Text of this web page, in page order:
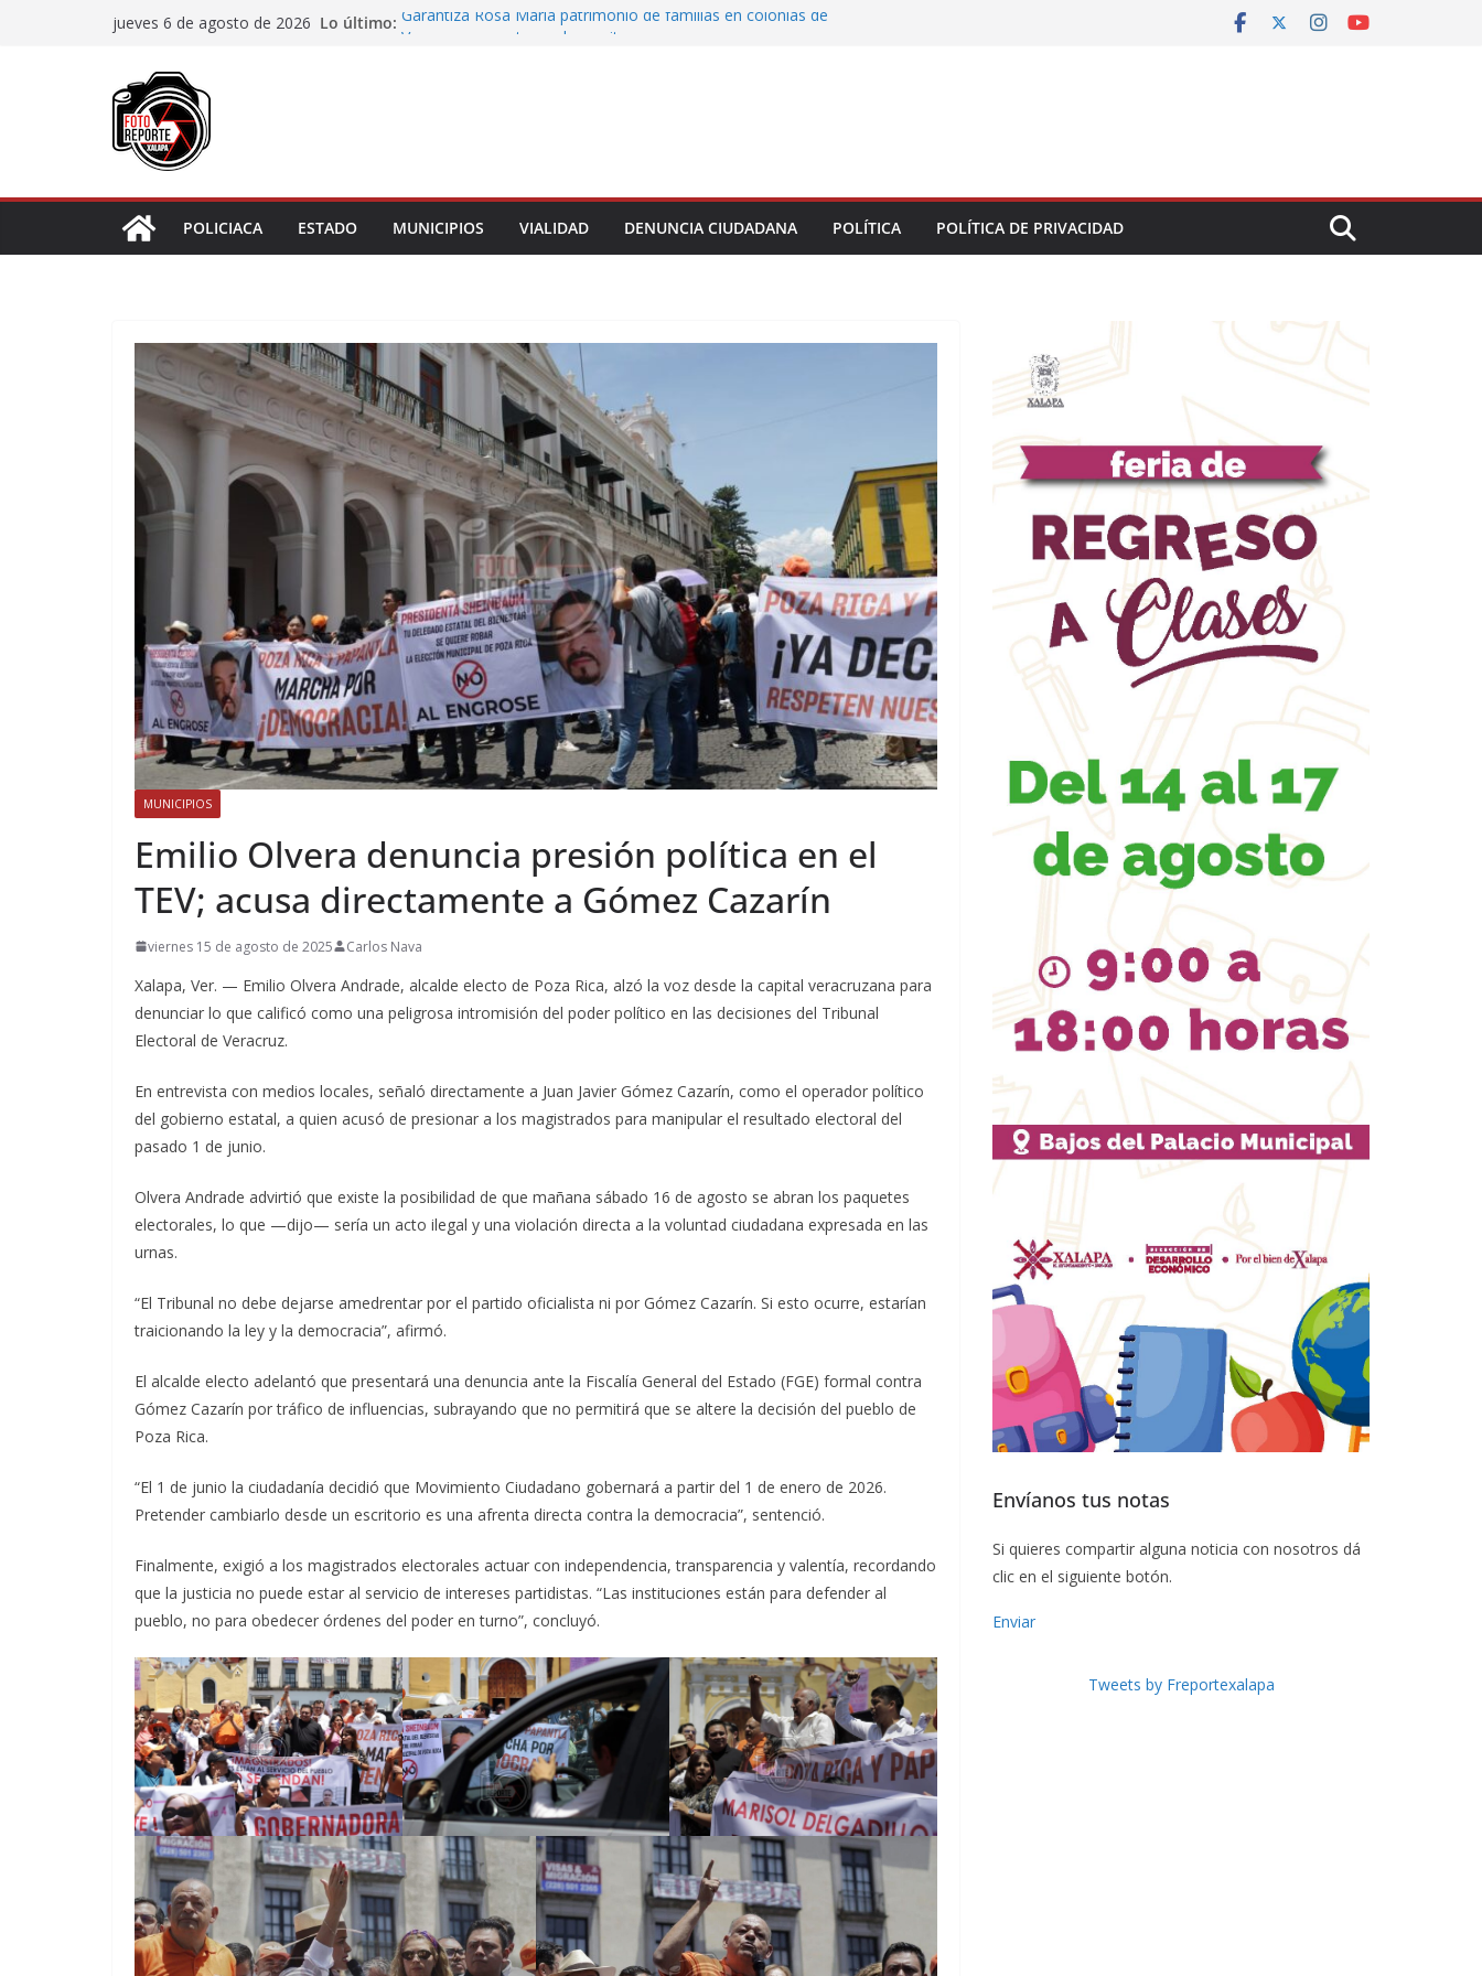
jueves 6 de agosto de 2026 Lo último: Garantiza Rosa María patrimonio de familias en colonias de
Cortines
POLICIACA
ESTADO MUNICIPIOS VIALIDAD DENUNCIA CIUDADANA POLÍTICA POLÍTICA DE PRIVACIDAD
MUNICIPIOS
Emilio Olvera denuncia presión política en el
TEV; acusa directamente a Gómez Cazarín
viernes 15 de agosto de 2025 Carlos Nava
Xalapa, Ver. — Emilio Olvera Andrade, alcalde electo de Poza Rica, alzó la voz desde la capital veracruzana para
denunciar lo que calificó como una peligrosa intromisión del poder político en las decisiones del Tribunal
Electoral de Veracruz.
En entrevista con medios locales, señaló directamente a Juan Javier Gómez Cazarín, como el operador político
del gobierno estatal, a quien acusó de presionar a los magistrados para manipular el resultado electoral del
pasado 1 de junio.
Olvera Andrade advirtió que existe la posibilidad de que mañana sábado 16 de agosto se abran los paquetes
electorales, lo que —dijo— sería un acto ilegal y una violación directa a la voluntad ciudadana expresada en las
urnas.
“El Tribunal no debe dejarse amedrentar por el partido oficialista ni por Gómez Cazarín. Si esto ocurre, estarían
traicionando la ley y la democracia”, afirmó.
El alcalde electo adelantó que presentará una denuncia ante la Fiscalía General del Estado (FGE) formal contra
Gómez Cazarín por tráfico de influencias, subrayando que no permitirá que se altere la decisión del pueblo de
Poza Rica.
“El 1 de junio la ciudadanía decidió que Movimiento Ciudadano gobernará a partir del 1 de enero de 2026.
Pretender cambiarlo desde un escritorio es una afrenta directa contra la democracia”, sentenció.
Finalmente, exigió a los magistrados electorales actuar con independencia, transparencia y valentía, recordando
que la justicia no puede estar al servicio de intereses partidistas. “Las instituciones están para defender al
pueblo, no para obedecer órdenes del poder en turno”, concluyó.
Envíanos tus notas
Si quieres compartir alguna noticia con nosotros dá
clic en el siguiente botón.
Enviar
Tweets by Freportexalapa